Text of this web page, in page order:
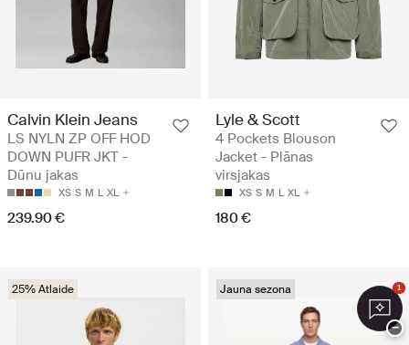
Calvin Klein Jeans
LS NYLN ZP OFF HOD
DOWN PUFR JKT -
Dūnu jakas
XS S M L XL
239.90 €
Lyle & Scott
4 Pockets Blouson
Jacket - Plānas
virsjakas
XS S M L XL
180 €
25% Atlaide Jauna sezona 1
−